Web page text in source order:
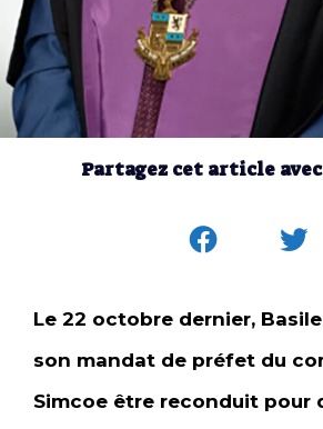
Partagez cet article
Le 22 octobre dernier,
son mandat de préfet du
Simcoe être reconduit pour